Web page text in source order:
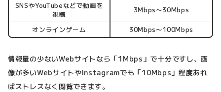
SNSやYouTubeなどで動画を
視聴
3Mbps〜30Mbps
オンラインゲーム 30Mbps〜100Mbps
情報量の少ないWebサイトなら「1Mbps」で十分ですし、画
像が多いWebサイトやInstagramでも「10Mbps」程度あれ
ばストレスなく閲覧できます。